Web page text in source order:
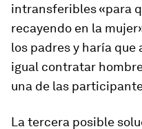
intransferibles «para
recayendo en la
los padres y haría que
igual contratar
una de las
La tercera posible